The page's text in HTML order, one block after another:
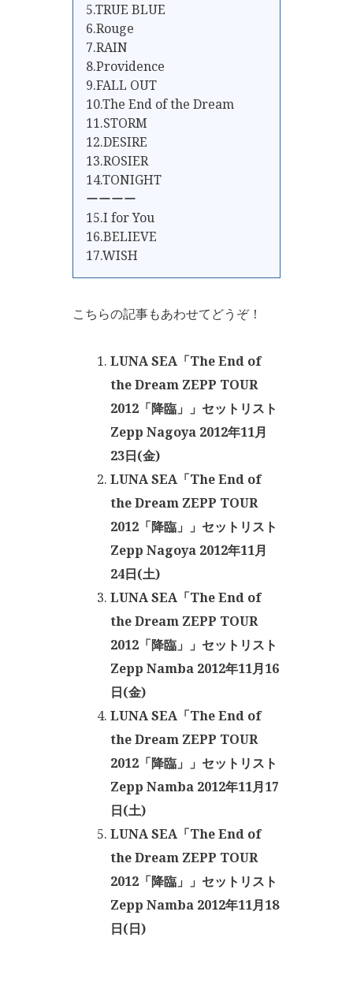
5.TRUE BLUE
6.Rouge
7.RAIN
8.Providence
9.FALL OUT
10.The End of the Dream
11.STORM
12.DESIRE
13.ROSIER
14.TONIGHT
ーーーー
15.I for You
16.BELIEVE
17.WISH
こちらの記事もあわせてどうぞ！
LUNA SEA「The End of
the Dream ZEPP TOUR
2012「降臨」」セットリスト
Zepp Nagoya 2012年11月
23日(金)
LUNA SEA「The End of
the Dream ZEPP TOUR
2012「降臨」」セットリスト
Zepp Nagoya 2012年11月
24日(土)
LUNA SEA「The End of
the Dream ZEPP TOUR
2012「降臨」」セットリスト
Zepp Namba 2012年11月16
日(金)
LUNA SEA「The End of
the Dream ZEPP TOUR
2012「降臨」」セットリスト
Zepp Namba 2012年11月17
日(土)
LUNA SEA「The End of
the Dream ZEPP TOUR
2012「降臨」」セットリスト
Zepp Namba 2012年11月18
日(日)